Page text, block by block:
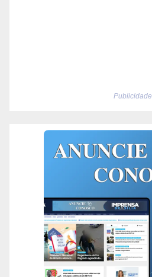
Publicidade